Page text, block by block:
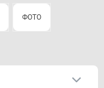
ФОТО